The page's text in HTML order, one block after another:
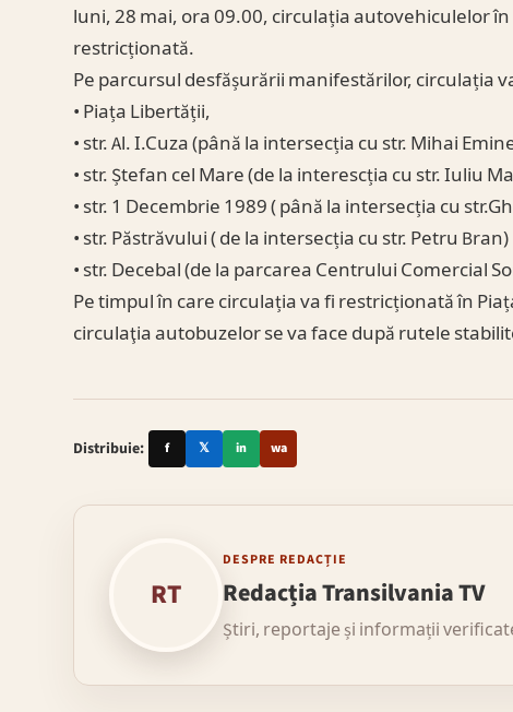
luni, 28 mai, ora 09.00, circulația autovehiculelor
restricționată.
Pe parcursul desfășurării manifestărilor, circulația
• Piața Libertății,
• str. Al. I.Cuza (până la intersecția cu str. Mihai
• str. Ștefan cel Mare (de la interescția cu str. Iuliu
• str. 1 Decembrie 1989 ( până la intersecția cu
• str. Păstrăvului ( de la intersecția cu str. Petru Bran)
• str. Decebal (de la parcarea Centrului Comercial
Pe timpul în care circulația va fi restricționată în
circulaţia autobuzelor se va face după rutele
Distribuie: f 𝕏 in wa
RT
DESPRE REDACȚIE
Redacția Transilvania TV
Știri, reportaje și informații